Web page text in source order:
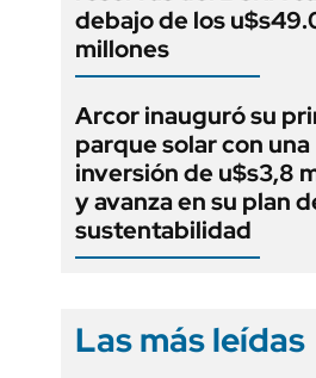
debajo de los
millones
Arcor inauguró su
parque solar con una
inversión de u$s3,8
y avanza en su plan
sustentabilidad
Las más leídas